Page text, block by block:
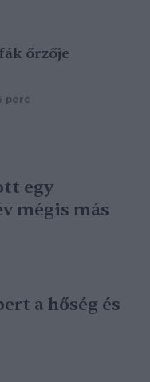
őrzője
perc
egy
mégis más
a hőség és